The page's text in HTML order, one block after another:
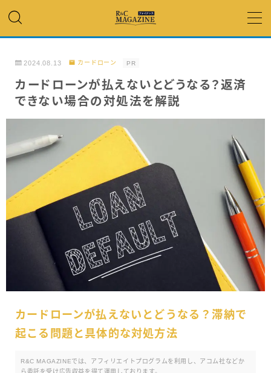
アコム・レイク・ プロミス
銀行カードローン
キャッシング
「低金利」 で借りたい
カードローンランキング
2024.08.13 カードローン PR
カードローンが払えないとどうなる？返済
できない場合の対処法を解説
カードローンが払えないとどうなる？滞納で
起こる問題と具体的な対処方法
R&C MAGAZINEでは、アフィリエイトプログラムを利用し、アコム社などか